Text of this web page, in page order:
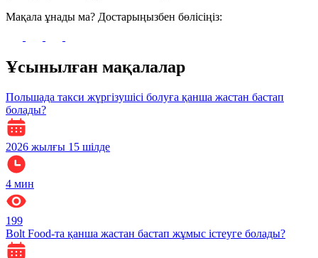
Мақала ұнады ма? Достарыңызбен бөлісіңіз:
Ұсынылған мақалалар
Польшада такси жүргізушісі болуға қанша жастан бастап
болады?
2026 жылғы 15 шілде
4 мин
199
Bolt Food-та қанша жастан бастап жұмыс істеуге болады?